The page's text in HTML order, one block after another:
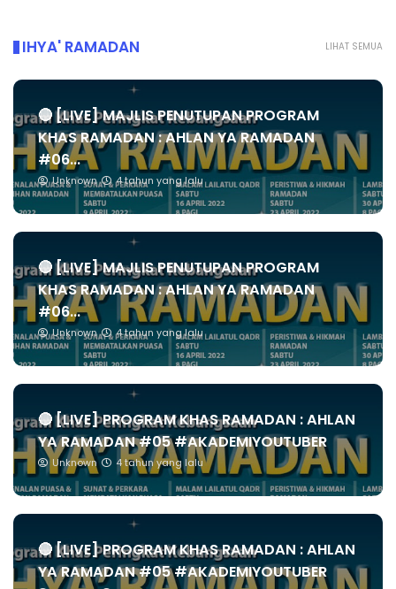
LIHAT SEMUA
IHYA' RAMADAN
🔴 [LIVE] MAJLIS PENUTUPAN PROGRAM
KHAS RAMADAN : AHLAN YA RAMADAN
#06...
Unknown 4 tahun yang lalu
🔴 [LIVE] MAJLIS PENUTUPAN PROGRAM
KHAS RAMADAN : AHLAN YA RAMADAN
#06...
Unknown 4 tahun yang lalu
🔴 [LIVE] PROGRAM KHAS RAMADAN : AHLAN
YA RAMADAN #05 #AKADEMIYOUTUBER
Unknown 4 tahun yang lalu
🔴 [LIVE] PROGRAM KHAS RAMADAN : AHLAN
YA RAMADAN #05 #AKADEMIYOUTUBER